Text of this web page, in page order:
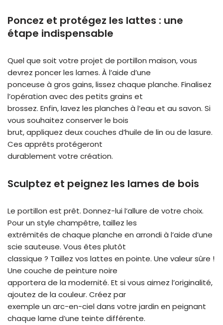
Poncez et protégez les lattes : une
étape indispensable
Quel que soit votre projet de portillon maison, vous
devrez poncer les lames. À l’aide d’une
ponceuse à gros gains, lissez chaque planche. Finalisez
l’opération avec des petits grains et
brossez. Enfin, lavez les planches à l’eau et au savon. Si
vous souhaitez conserver le bois
brut, appliquez deux couches d’huile de lin ou de lasure.
Ces apprêts protégeront
durablement votre création.
Sculptez et peignez les lames de bois
Le portillon est prêt. Donnez-lui l’allure de votre choix.
Pour un style champêtre, taillez les
extrémités de chaque planche en arrondi à l’aide d’une
scie sauteuse. Vous êtes plutôt
classique ? Taillez vos lattes en pointe. Une valeur sûre !
Une couche de peinture noire
apportera de la modernité. Et si vous aimez l’originalité,
ajoutez de la couleur. Créez par
exemple un arc-en-ciel dans votre jardin en peignant
chaque lame d’une teinte différente.